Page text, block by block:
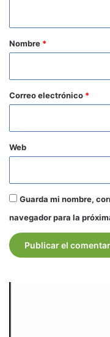
r
o
*
Nombre *
Correo electrónico *
Web
Guarda mi nombre,
navegador para la